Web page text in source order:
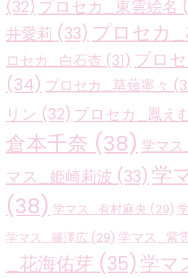
(32) プロセカ_東雲絵名
井愛莉 (33) プロセカ
ロセカ_白石杏 (31) プロ
(34) プロセカ_草薙寧々
リン (32) プロセカ_鳳え
倉本千奈 (38) 学マ
マス_姫崎莉波 (33) 学
(38) 学マス_有村麻央 (29)
学マス_篠澤広 (29) 学マス_紫
_花海佑芽 (35) 学マ